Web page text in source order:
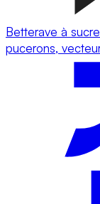
Betterave à
pucerons,